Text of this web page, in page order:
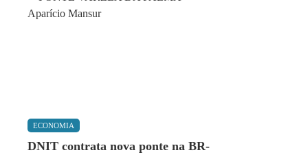
ECONOMIA
DNIT contrata nova ponte na BR-